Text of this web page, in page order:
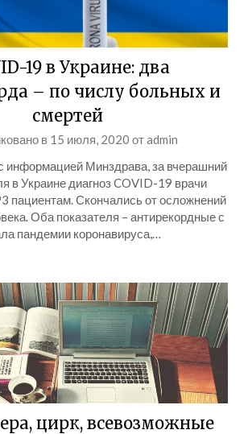
19 в Украине: два
– по числу больных и
смертей
в 15 июля, 2020 отadmin
информацией Минздрава, за вчерашний
в Украине диагноз COVID-19 врачи
пациентам. Скончались от осложнений
Оба показателя – антирекордные с
пандемии коронавируса,…
цирк, всевозможные